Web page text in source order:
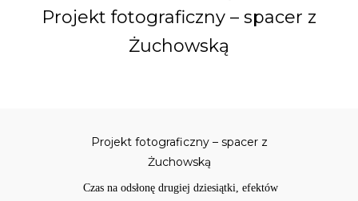
Projekt fotograficzny – spacer z
Żuchowską
Projekt fotograficzny – spacer z
Żuchowską
Czas na odsłonę drugiej dziesiątki, efektów